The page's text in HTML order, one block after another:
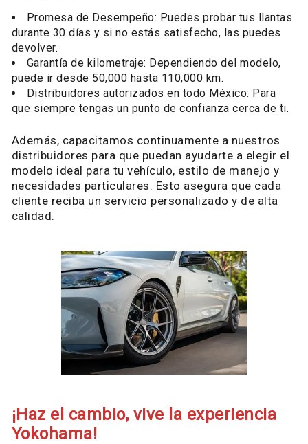
Promesa de Desempeño: Puedes probar tus llantas
durante 30 días y si no estás satisfecho, las puedes
devolver.
Garantía de kilometraje: Dependiendo del modelo,
puede ir desde 50,000 hasta 110,000 km.
Distribuidores autorizados en todo México: Para
que siempre tengas un punto de confianza cerca de ti.
Además, capacitamos continuamente a nuestros
distribuidores para que puedan ayudarte a elegir el
modelo ideal para tu vehículo, estilo de manejo y
necesidades particulares. Esto asegura que cada
cliente reciba un servicio personalizado y de alta
calidad.
¡Haz el cambio, vive la experiencia
Yokohama!